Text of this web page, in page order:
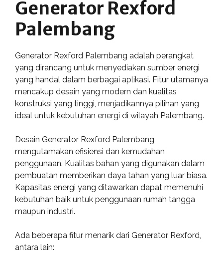
Generator Rexford
Palembang
Generator Rexford Palembang adalah perangkat
yang dirancang untuk menyediakan sumber energi
yang handal dalam berbagai aplikasi. Fitur utamanya
mencakup desain yang modern dan kualitas
konstruksi yang tinggi, menjadikannya pilihan yang
ideal untuk kebutuhan energi di wilayah Palembang.
Desain Generator Rexford Palembang
mengutamakan efisiensi dan kemudahan
penggunaan. Kualitas bahan yang digunakan dalam
pembuatan memberikan daya tahan yang luar biasa.
Kapasitas energi yang ditawarkan dapat memenuhi
kebutuhan baik untuk penggunaan rumah tangga
maupun industri.
Ada beberapa fitur menarik dari Generator Rexford,
antara lain: